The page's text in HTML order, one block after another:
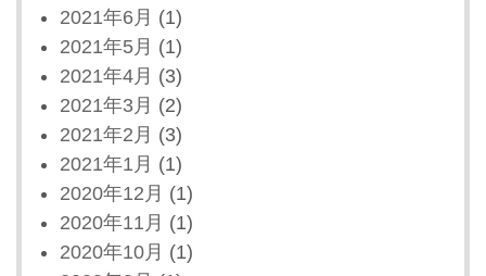
2021年6月 (1)
2021年5月 (1)
2021年4月 (3)
2021年3月 (2)
2021年2月 (3)
2021年1月 (1)
2020年12月 (1)
2020年11月 (1)
2020年10月 (1)